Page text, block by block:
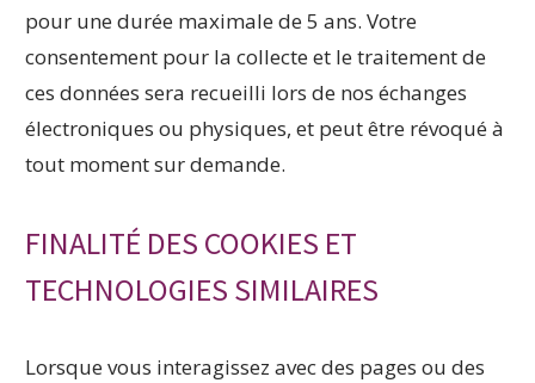
pour une durée maximale de 5 ans. Votre
consentement pour la collecte et le traitement de
ces données sera recueilli lors de nos échanges
électroniques ou physiques, et peut être révoqué à
tout moment sur demande.
FINALITÉ DES COOKIES ET
TECHNOLOGIES SIMILAIRES
Lorsque vous interagissez avec des pages ou des